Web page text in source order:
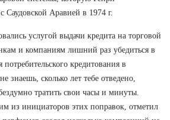
Саудовской Аравией в 1974 г.
услугой выдачи кредита на торговой
и компаниям лишний раз убедиться в
кредитования в
знаешь, сколько лет тебе отведено,
тратить свои часы и минуты.
из инициаторов этих поправок, отметил